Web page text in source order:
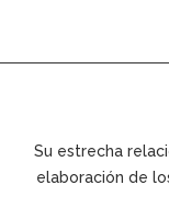
Su estrecha
elaboración de